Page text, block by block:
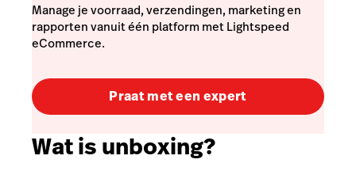
Manage je voorraad, verzendingen, marketing en
rapporten vanuit één platform met Lightspeed
eCommerce.
Praat met een expert
Wat is unboxing?